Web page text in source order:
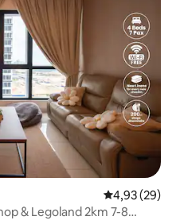
4,93 av 5 i
4,93 (29)
& Legoland 2km 7-8